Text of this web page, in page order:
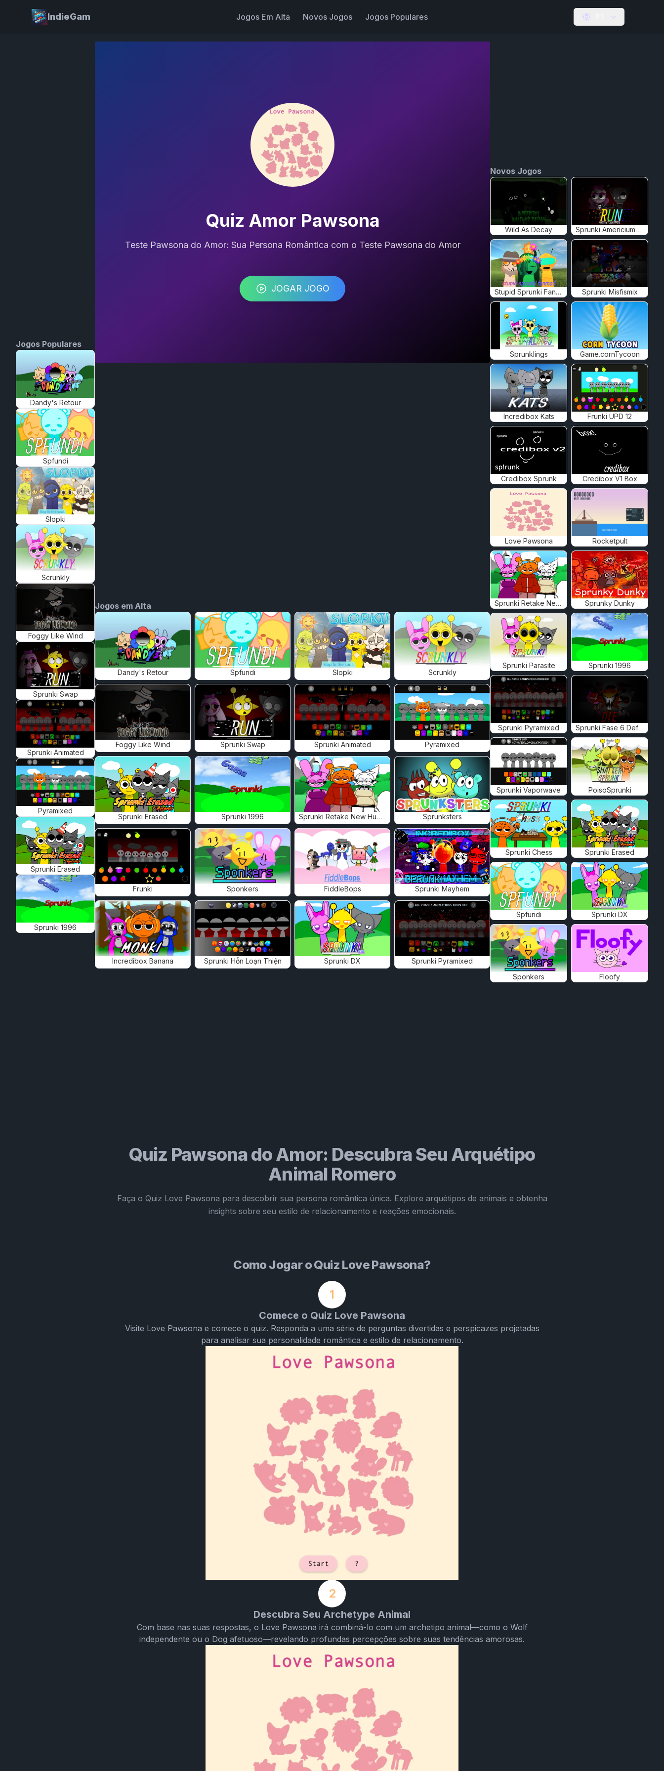
IndieGam Jogos Em Alta Novos Jogos Jogos Populares
Jogos Populares
Dandy's Retour
Spfundi
Slopki
Scrunkly
Foggy Like Wind
Sprunki Swap
Sprunki Animated
Pyramixed
Sprunki Erased
Sprunki 1996
Quiz Amor Pawsona
Teste Pawsona do Amor: Sua Persona Romântica com o Teste Pawsona do Amor
JOGAR JOGO
Jogos em Alta
Dandy's Retour Spfundi Slopki Scrunkly
Foggy Like Wind Sprunki Swap Sprunki Animated Pyramixed
Sprunki Erased Sprunki 1996 Sprunki Retake New Human Sprunksters
Frunki Sponkers FiddleBops Sprunki Mayhem
Incredibox Banana Sprunki Hỗn Loạn Thiện Sprunki DX Sprunki Pyramixed
Novos Jogos
Wild As Decay Sprunki Americiumed
Stupid Sprunki Fanmod Sprunki Misfismix
Sprunklings Game.cornTycoon
Incredibox Kats Frunki UPD 12
Credibox Sprunk Credibox V1 Box
Love Pawsona Rocketpult
Sprunki Retake New Human Sprunky Dunky
Sprunki Parasite Sprunki 1996
Sprunki Pyramixed Sprunki Fase 6 Definitiva
Sprunki Vaporwave PoisoSprunki
Sprunki Chess Sprunki Erased
Spfundi Sprunki DX
Sponkers Floofy
Quiz Pawsona do Amor: Descubra Seu Arquétipo
Animal Romero
Faça o Quiz Love Pawsona para descobrir sua persona romântica única. Explore arquétipos de animais e obtenha
insights sobre seu estilo de relacionamento e reações emocionais.
Como Jogar o Quiz Love Pawsona?
1
Comece o Quiz Love Pawsona
Visite Love Pawsona e comece o quiz. Responda a uma série de perguntas divertidas e perspicazes projetadas
para analisar sua personalidade romântica e estilo de relacionamento.
2
Descubra Seu Archetype Animal
Com base nas suas respostas, o Love Pawsona irá combiná-lo com um archetipo animal—como o Wolf
independente ou o Dog afetuoso—revelando profundas percepções sobre suas tendências amorosas.